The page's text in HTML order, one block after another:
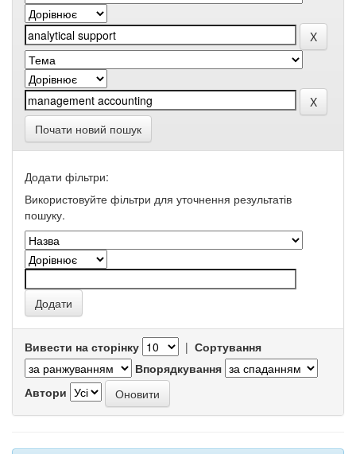
Почати новий пошук
Додати фільтри:
Використовуйте фільтри для уточнення результатів
пошуку.
Вивести на сторінку | Сортування
Впорядкування
Автори